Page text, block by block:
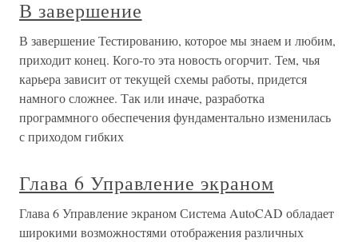
В завершение
В завершение Тестированию, которое мы знаем и любим,
приходит конец. Кого-то эта новость огорчит. Тем, чья
карьера зависит от текущей схемы работы, придется
намного сложнее. Так или иначе, разработка
программного обеспечения фундаментально изменилась
с приходом гибких
Глава 6 Управление экраном
Глава 6 Управление экраном Система AutoCAD обладает
широкими возможностями отображения различных